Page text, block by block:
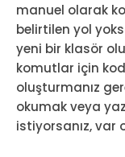
manuel olarak
belirtilen yol
yeni bir klasör
komutlar için
oluşturmanız
okumak veya
istiyorsanız, var